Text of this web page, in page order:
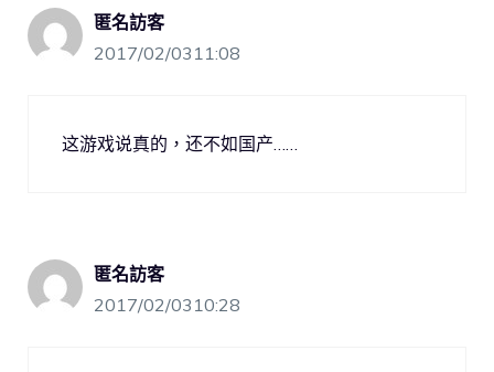
匿名訪客
2017/02/0311:08
这游戏说真的，还不如国产……
匿名訪客
2017/02/0310:28